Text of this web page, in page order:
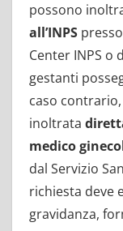
possono
all’INPS
Center INPS o
gestanti
caso
inoltrata
medico
dal Servizio
richiesta deve
gravidanza,